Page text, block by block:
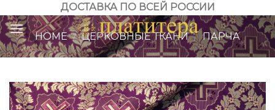
to
content
ДОСТАВКА ПО ВСЕЙ РОССИИ
HOME / ЦЕРКОВНЫЕ ТКАНИ / ПАРЧА